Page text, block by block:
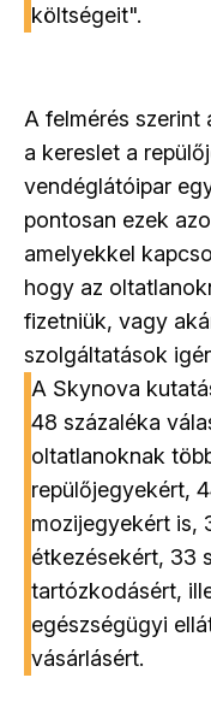
költségeit".
A felmérés
a kereslet a
vendéglátóipar
pontosan ezek
amelyekkel
hogy az
fizetniük, vagy
szolgáltatások
A Skynova
48 százaléka
oltatlanoknak
repülőjegyekért,
mozijegyekért is,
étkezésekért, 33
tartózkodásért,
egészségügyi
vásárlásért.